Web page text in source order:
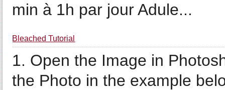
min à 1h par jour Adule...
Bleached Tutorial
1. Open the Image in
the Photo in the example